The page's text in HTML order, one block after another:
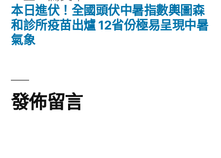
覽
一
篇
本日進伏！全國頭伏中暑指數輿圖森
和診所疫苗出爐 12省份極易呈現中暑
氣象
發佈留言